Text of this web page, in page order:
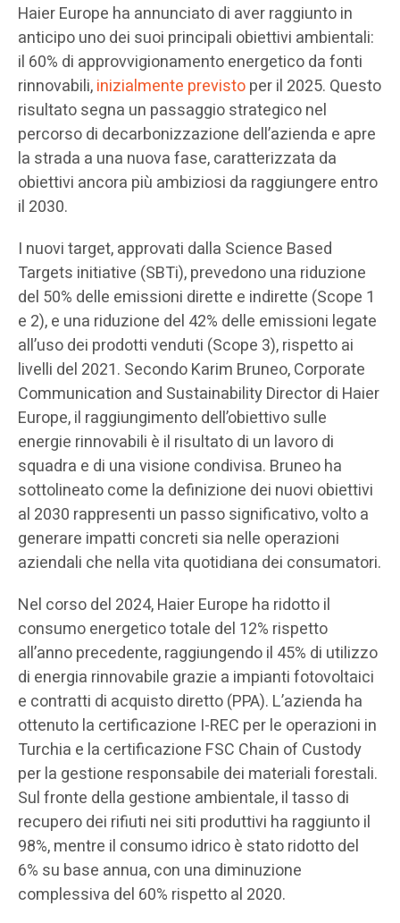
Haier Europe ha annunciato di aver raggiunto in
anticipo uno dei suoi principali obiettivi ambientali:
il 60% di approvvigionamento energetico da fonti
rinnovabili,inizialmente previstoper il 2025. Questo
risultato segna un passaggio strategico nel
percorso di decarbonizzazione dell’azienda e apre
la strada a una nuova fase, caratterizzata da
obiettivi ancora più ambiziosi da raggiungere entro
il 2030.
I nuovi target, approvati dalla Science Based
Targets initiative (SBTi), prevedono una riduzione
del 50% delle emissioni dirette e indirette (Scope 1
e 2), e una riduzione del 42% delle emissioni legate
all’uso dei prodotti venduti (Scope 3), rispetto ai
livelli del 2021. Secondo Karim Bruneo, Corporate
Communication and Sustainability Director di Haier
Europe, il raggiungimento dell’obiettivo sulle
energie rinnovabili è il risultato di un lavoro di
squadra e di una visione condivisa. Bruneo ha
sottolineato come la definizione dei nuovi obiettivi
al 2030 rappresenti un passo significativo, volto a
generare impatti concreti sia nelle operazioni
aziendali che nella vita quotidiana dei consumatori.
Nel corso del 2024, Haier Europe ha ridotto il
consumo energetico totale del 12% rispetto
all’anno precedente, raggiungendo il 45% di utilizzo
di energia rinnovabile grazie a impianti fotovoltaici
e contratti di acquisto diretto (PPA). L’azienda ha
ottenuto la certificazione I-REC per le operazioni in
Turchia e la certificazione FSC Chain of Custody
per la gestione responsabile dei materiali forestali.
Sul fronte della gestione ambientale, il tasso di
recupero dei rifiuti nei siti produttivi ha raggiunto il
98%, mentre il consumo idrico è stato ridotto del
6% su base annua, con una diminuzione
complessiva del 60% rispetto al 2020.